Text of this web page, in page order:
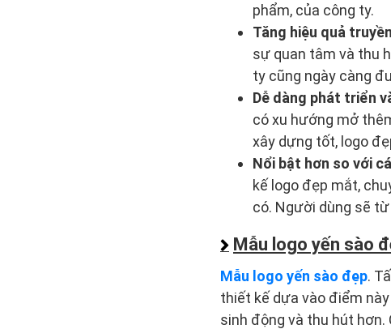
phẩm, của công ty.
Tăng hiệu quả
sự quan tâm và thu
ty cũng ngày càng
Dễ dàng phát triển
có xu hướng mở
xây dựng tốt, logo
Nổi bật hơn so với
kế logo đẹp mắt,
có. Người dùng sẽ
Mẫu logo yến sào
Mẫu logo yến sào đẹp.
thiết kế dựa vào điểm
sinh động và thu hút hơn.